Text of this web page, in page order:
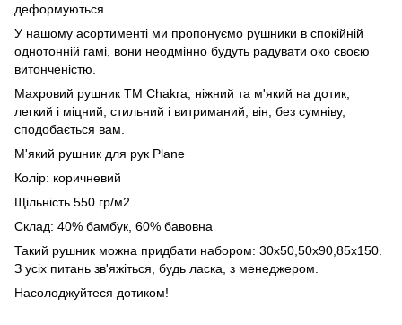
деформуються.
У нашому асортименті ми пропонуємо рушники в спокійній
однотонній гамі, вони неодмінно будуть радувати око своєю
витонченістю.
Махровий рушник ТМ Сhakra, ніжний та м'який на дотик,
легкий і міцний, стильний і витриманий, він, без сумніву,
сподобається вам.
М'який рушник для рук Plane
Колір: коричневий
Щільність 550 гр/м2
Склад: 40% бамбук, 60% бавовна
Такий рушник можна придбати набором: 30х50,50х90,85х150.
З усіх питань зв'яжіться, будь ласка, з менеджером.
Насолоджуйтеся дотиком!